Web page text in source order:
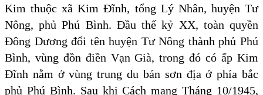
Kim thuộc xã Kim Đĩnh, tổng Lý Nhân, huyện Tư
Nông, phủ Phú Bình. Đầu thế kỷ XX, toàn quyền
Đông Dương đổi tên huyện Tư Nông thành phủ Phú
Bình, vùng đồn điền Vạn Già, trong đó có ấp Kim
Đĩnh nằm ở vùng trung du bán sơn địa ở phía bắc
phủ Phú Bình. Sau khi Cách mạng Tháng 10/1945,